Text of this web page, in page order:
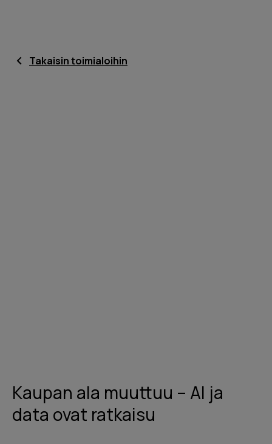
Takaisin toimialoihin
Kaupan ala muuttuu – AI ja
data ovat ratkaisu